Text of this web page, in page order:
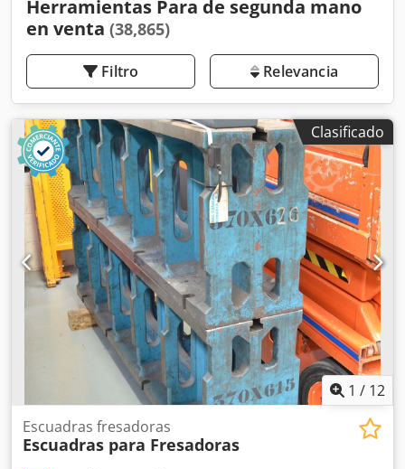
Herramientas Para de segunda mano
en venta (38,865)
Filtro Relevancia
Clasificado
1 / 12
Escuadras fresadoras
Escuadras para Fresadoras